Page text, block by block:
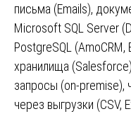
письма (Emails),
Microsoft SQL Server
PostgreSQL
хранилища
запросы (on-premise),
через выгрузки (CSV,